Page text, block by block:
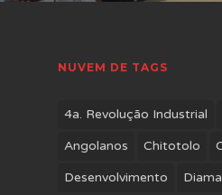
NUVEM DE TAGS
4a. Revolução Industrial
Angolanos Chitotolo
Desenvolvimento